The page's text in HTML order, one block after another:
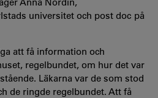
universitet och post doc på
att få information och
regelbundet, om hur det var
Läkarna var de som stod
de ringde regelbundet. Att få